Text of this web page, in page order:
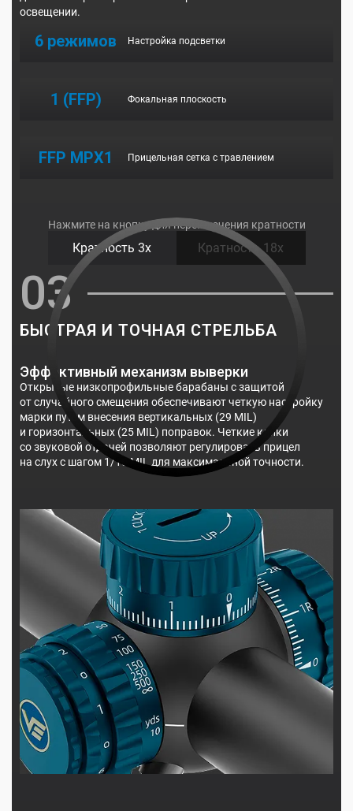
освещении.
6 режимов Настройка подсветки
1 (FFP) Фокальная плоскость
FFP MPX1 Прицельная сетка с травлением
Нажмите на кнопку для переключения кратности
Кратность 3х Кратность 18х
03
БЫСТРАЯ И ТОЧНАЯ СТРЕЛЬБА
Эффективный механизм выверки
Открытые низкопрофильные барабаны с защитой
от случайного смещения обеспечивают четкую настройку
марки путем внесения вертикальных (29 MIL)
и горизонтальных (25 MIL) поправок. Четкие клики
со звуковой отдачей позволяют регулировать прицел
на слух с шагом 1/10 MIL для максимальной точности.